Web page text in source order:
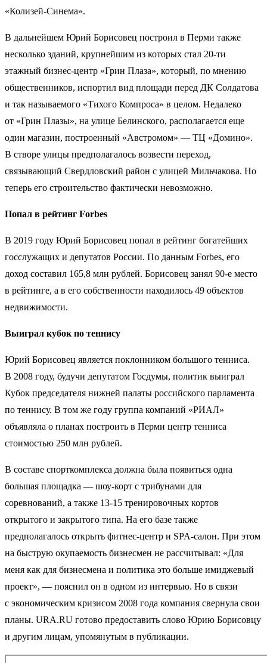
«Колизей-Синема».
В дальнейшем Юрий Борисовец построил в Перми также
несколько зданий, крупнейшим из которых стал 20-ти
этажный бизнес-центр «Грин Плаза», который, по мнению
общественников, испортил вид площади перед ДК Солдатова
и так называемого «Тихого Компроса» в целом. Недалеко
от «Грин Плазы», на улице Белинского, располагается еще
один магазин, построенный «Австромом» — ТЦ «Домино».
В створе улицы предполагалось возвести переход,
связывающий Свердловский район с улицей Мильчакова. Но
теперь его строительство фактически невозможно.
Попал в рейтинг Forbes
В 2019 году Юрий Борисовец попал в рейтинг богатейших
госслужащих и депутатов России. По данным Forbes, его
доход составил 165,8 млн рублей. Борисовец занял 90-е место
в рейтинге, а в его собственности находилось 49 объектов
недвижимости.
Выиграл кубок по теннису
Юрий Борисовец является поклонником большого тенниса.
В 2008 году, будучи депутатом Госдумы, политик выиграл
Кубок председателя нижней палаты российского парламента
по теннису. В том же году группа компаний «РИАЛ»
объявляла о планах построить в Перми центр тенниса
стоимостью 250 млн рублей.
В составе спорткомплекса должна была появиться одна
большая площадка — шоу-корт с трибунами для
соревнований, а также 13-15 тренировочных кортов
открытого и закрытого типа. На его базе также
предполагалось открыть фитнес-центр и SPA-салон. При этом
на быструю окупаемость бизнесмен не рассчитывал: «Для
меня как для бизнесмена и политика это больше имиджевый
проект», — пояснил он в одном из интервью. Но в связи
с экономическим кризисом 2008 года компания свернула свои
планы. URA.RU готово предоставить слово Юрию Борисовцу
и другим лицам, упомянутым в публикации.